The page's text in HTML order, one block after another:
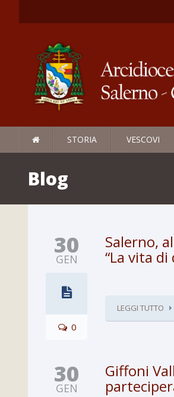
STORIA VESCOVI
Blog
30
GEN
0
Salerno,
“La vita di
LEGGI TUTTO
30
GEN
Giffoni